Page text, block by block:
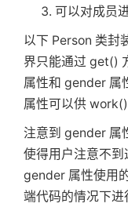
可以对成员
以下 Person 类封
界只能通过 get()
属性和 gender 属
属性可以供 work()
注意到 gender 属
使得用户注意不
gender 属性使用
端代码的情况下进